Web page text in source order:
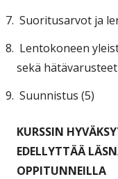
Suoritusarvot ja
Lentokoneen
sekä hätävarusteet
Suunnistus (5)
KURSSIN
EDELLYTTÄÄ
OPPITUNNEILLA